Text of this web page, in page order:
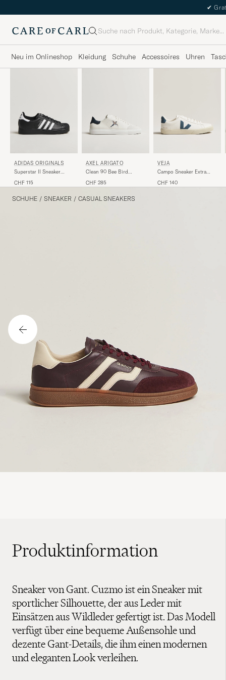
✔
Suche
Neu im Onlineshop Kleidung Schuhe Accessoires Uhren
ADIDAS ORIGINALS
Superstar II Sneaker
CHF 115
AXEL ARIGATO
Clean 90 Bee Bird
CHF 285
VEJA
Campo Sneaker Extra
CHF 140
SCHUHE / SNEAKER / CASUAL SNEAKERS
Produktinformation
Sneaker von Gant. Cuzmo ist ein Sneaker mit
sportlicher Silhouette, der aus Leder mit
Einsätzen aus Wildleder gefertigt ist. Das Modell
verfügt über eine bequeme Außensohle und
dezente Gant-Details, die ihm einen modernen
und eleganten Look verleihen.